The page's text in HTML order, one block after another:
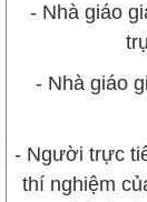
- Nhà giáo
- Nhà giáo
- Người trực
thí nghiệm